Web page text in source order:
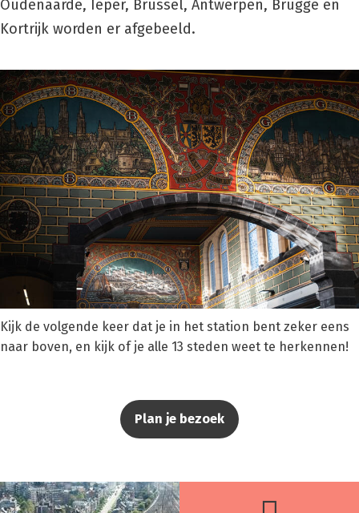
Oudenaarde, Ieper, Brussel, Antwerpen, Brugge en
Kortrijk worden er afgebeeld.
Kijk de volgende keer dat je in het station bent zeker eens
naar boven, en kijk of je alle 13 steden weet te herkennen!
Plan je bezoek